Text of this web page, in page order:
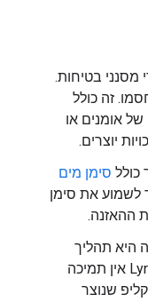
מסנני בטיחות.
זה כולל
אומנים או
יוצרים.
כולל סימן מים
לשמוע את סימן
ההאזנה.
היא תהליך
חד-שלבי. בגרסה הנוכחית של Lyria 3 אין תמיכה
שנוצר